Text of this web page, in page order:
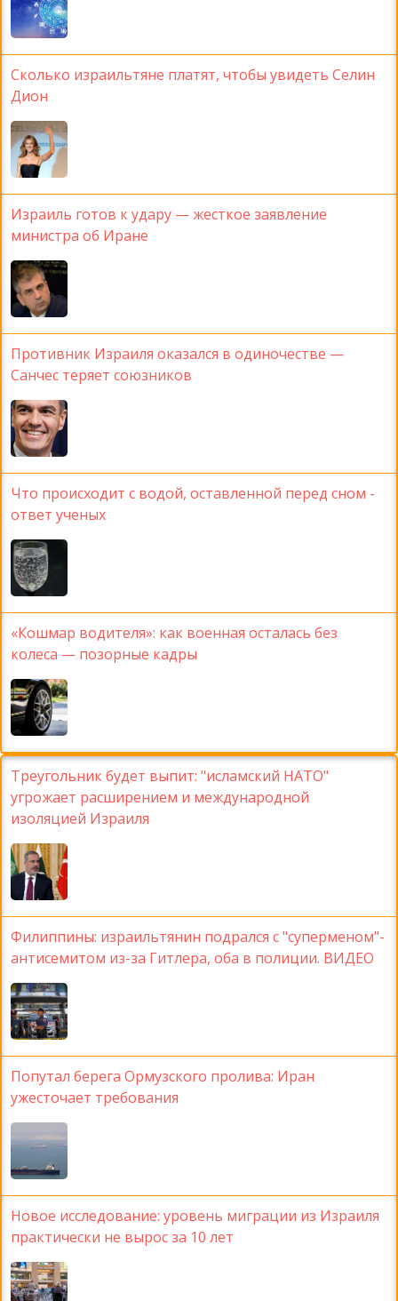
Сколько израильтяне платят, чтобы увидеть Селин
Дион
Израиль готов к удару — жесткое заявление
министра об Иране
Противник Израиля оказался в одиночестве —
Санчес теряет союзников
Что происходит с водой, оставленной перед сном -
ответ ученых
«Кошмар водителя»: как военная осталась без
колеса — позорные кадры
Треугольник будет выпит: "исламский НАТО"
угрожает расширением и международной
изоляцией Израиля
Филиппины: израильтянин подрался с "суперменом"-
антисемитом из-за Гитлера, оба в полиции. ВИДЕО
Попутал берега Ормузского пролива: Иран
ужесточает требования
Новое исследование: уровень миграции из Израиля
практически не вырос за 10 лет